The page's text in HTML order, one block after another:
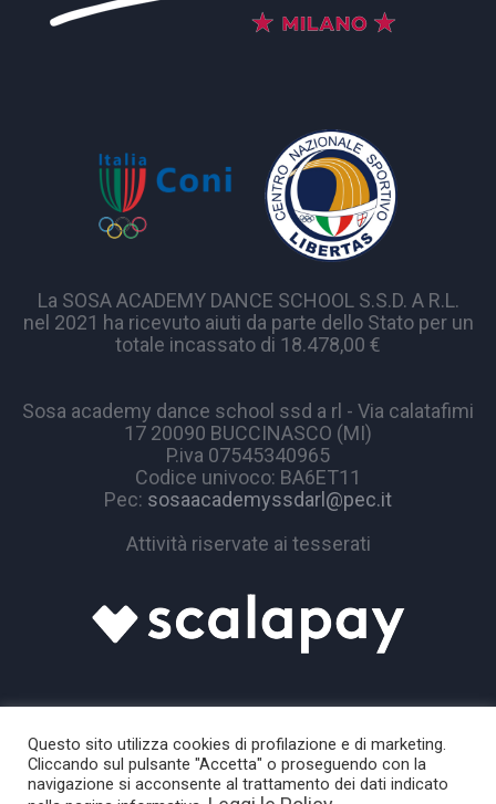
La SOSA ACADEMY DANCE SCHOOL S.S.D. A R.L.
nel 2021 ha ricevuto aiuti da parte dello Stato per un
totale incassato di 18.478,00 €
Sosa academy dance school ssd a rl - Via calatafimi
17 20090 BUCCINASCO (MI)
P.iva 07545340965
Codice univoco: BA6ET11
Pec: sosaacademyssdarl@pec.it
Attività riservate ai tesserati
Questo sito utilizza cookies di profilazione e di marketing.
Cliccando sul pulsante "Accetta" o proseguendo con la
navigazione si acconsente al trattamento dei dati indicato